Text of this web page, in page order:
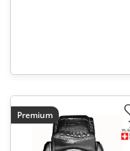
Premium